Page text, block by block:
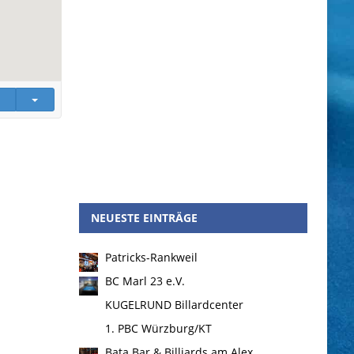
NEUESTE EINTRÄGE
Patricks-Rankweil
BC Marl 23 e.V.
KUGELRUND Billardcenter
1. PBC Würzburg/KT